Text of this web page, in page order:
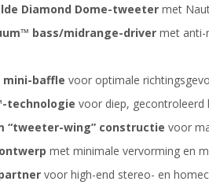
Diamond Dome-tweeter met
bass/midrange-driver met anti-
mini-baffle voor optimale
technologie voor diep, gecontroleerd
“tweeter-wing” constructie voor
met minimale vervorming en
voor high-end stereo- en